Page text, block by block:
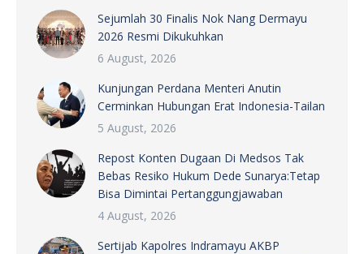
Sejumlah 30 Finalis Nok Nang Dermayu
2026 Resmi Dikukuhkan
6 August, 2026
Kunjungan Perdana Menteri Anutin
Cerminkan Hubungan Erat Indonesia-Tailan
5 August, 2026
Repost Konten Dugaan Di Medsos Tak
Bebas Resiko Hukum Dede Sunarya:Tetap
Bisa Dimintai Pertanggungjawaban
4 August, 2026
Sertijab Kapolres Indramayu AKBP